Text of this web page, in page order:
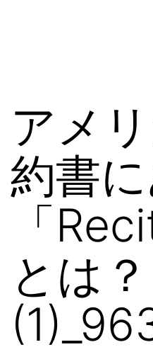
キ
民・
ビ
ザ
き
の
日
本
アメ
約書
「
とは？